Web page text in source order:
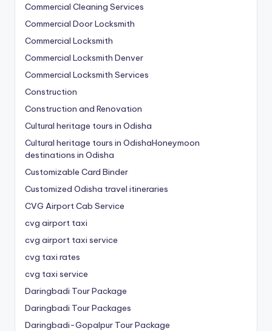
Commercial Cleaning Services
Commercial Door Locksmith
Commercial Locksmith
Commercial Locksmith Denver
Commercial Locksmith Services
Construction
Construction and Renovation
Cultural heritage tours in Odisha
Cultural heritage tours in OdishaHoneymoon
destinations in Odisha
Customizable Card Binder
Customized Odisha travel itineraries
CVG Airport Cab Service
cvg airport taxi
cvg airport taxi service
cvg taxi rates
cvg taxi service
Daringbadi Tour Package
Daringbadi Tour Packages
Daringbadi-Gopalpur Tour Package